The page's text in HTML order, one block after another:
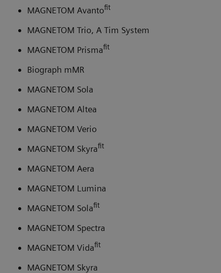
MAGNETOM Avantofit
MAGNETOM Trio, A Tim System
MAGNETOM Prismafit
Biograph mMR
MAGNETOM Sola
MAGNETOM Altea
MAGNETOM Verio
MAGNETOM Skyrafit
MAGNETOM Aera
MAGNETOM Lumina
MAGNETOM Solafit
MAGNETOM Spectra
MAGNETOM Vidafit
MAGNETOM Skyra